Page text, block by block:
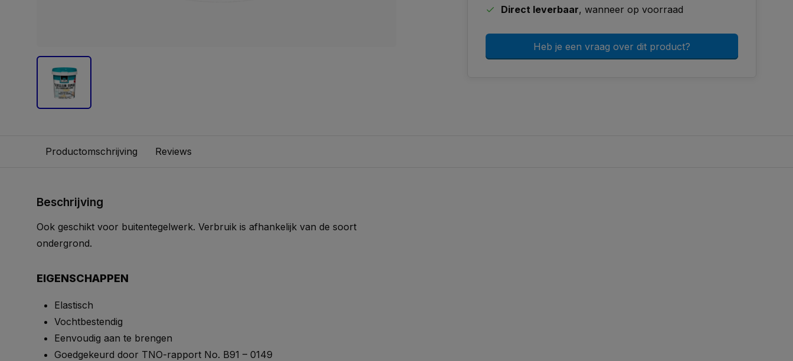
Direct leverbaar, wanneer op voorraad
Heb je een vraag over dit product?
Productomschrijving Reviews
Beschrijving
Ook geschikt voor buitentegelwerk. Verbruik is afhankelijk van de soort
ondergrond.
EIGENSCHAPPEN
Elastisch
Vochtbestendig
Eenvoudig aan te brengen
Goedgekeurd door TNO-rapport No. B91 – 0149